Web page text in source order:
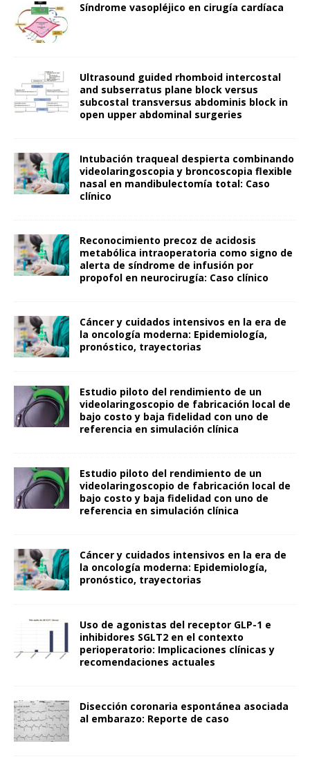
Síndrome vasopléjico en cirugía cardíaca
Ultrasound guided rhomboid intercostal
and subserratus plane block versus
subcostal transversus abdominis block in
open upper abdominal surgeries
Intubación traqueal despierta combinando
videolaringoscopia y broncoscopia flexible
nasal en mandibulectomía total: Caso
clínico
Reconocimiento precoz de acidosis
metabólica intraoperatoria como signo de
alerta de síndrome de infusión por
propofol en neurocirugía: Caso clínico
Cáncer y cuidados intensivos en la era de
la oncología moderna: Epidemiología,
pronóstico, trayectorias
Estudio piloto del rendimiento de un
videolaringoscopio de fabricación local de
bajo costo y baja fidelidad con uno de
referencia en simulación clínica
Estudio piloto del rendimiento de un
videolaringoscopio de fabricación local de
bajo costo y baja fidelidad con uno de
referencia en simulación clínica
Cáncer y cuidados intensivos en la era de
la oncología moderna: Epidemiología,
pronóstico, trayectorias
Uso de agonistas del receptor GLP-1 e
inhibidores SGLT2 en el contexto
perioperatorio: Implicaciones clínicas y
recomendaciones actuales
Disección coronaria espontánea asociada
al embarazo: Reporte de caso